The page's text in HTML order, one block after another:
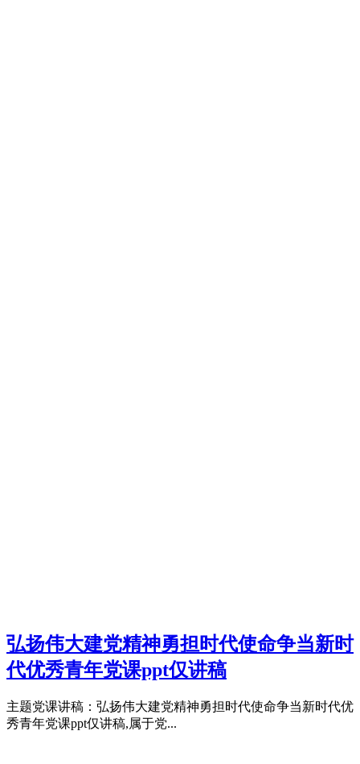
弘扬伟大建党精神勇担时代使命争当新时
代优秀青年党课ppt仅讲稿
主题党课讲稿：弘扬伟大建党精神勇担时代使命争当新时代优
秀青年党课ppt仅讲稿,属于党...